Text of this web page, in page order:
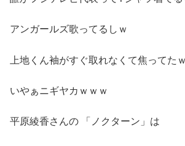
アンガールズ歌ってるしｗ
上地くん袖がすぐ取れなくて焦ってた
いやぁニギヤカｗｗｗ
平原綾香さんの 「ノクターン」は